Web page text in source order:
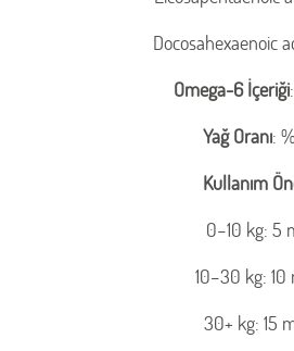
Docosahexaenoic
Omega-6 İçeriği
Yağ Oranı:
Kullanım
0–10 kg: 5
10–30 kg:
30+ kg: 15